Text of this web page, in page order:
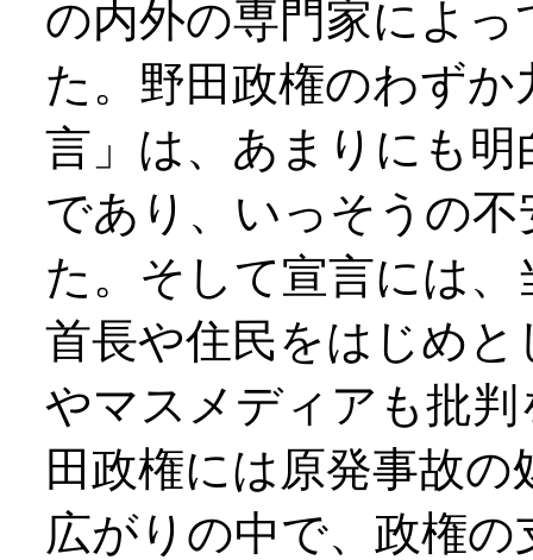
の内外の専門家によ
た。野田政権のわず
言」は、あまりにも
であり、いっそうの
た。そして宣言には
首長や住民をはじめ
やマスメディアも批
田政権には原発事故
広がりの中で、政権